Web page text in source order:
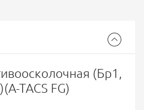
(Бр1,
TACS FG)